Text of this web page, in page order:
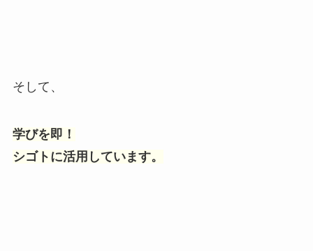
そして、
学びを即！
シゴトに活用しています。